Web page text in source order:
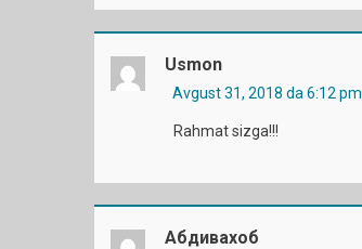
Usmon
Avgust 31, 2018 da 6:12 pm
Rahmat sizga!!!
Абдивахоб